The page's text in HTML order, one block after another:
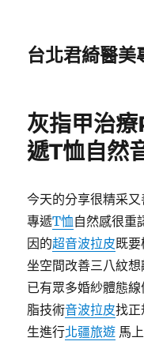
台北君綺醫美
灰指甲治
遞T恤自然
今天的分享很精采
專遞T恤自然感很重
因的超音波拉皮既
坐空間改善三八紋想
已有眾多婚紗體態
脂技術音波拉皮找
生進行北疆旅遊 馬